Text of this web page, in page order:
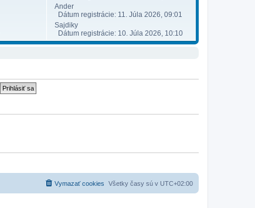
Ander
Dátum registrácie: 11. Júla 2026, 09:01
Sajdiky
Dátum registrácie: 10. Júla 2026, 10:10
Všetky časy sú v UTC+02:00
Vymazať cookies